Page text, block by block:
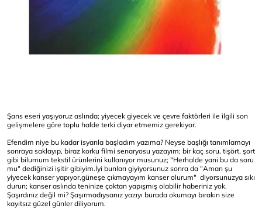
Şans eseri yaşıyoruz aslında; yiyecek giyecek ve çevre faktörleri ile ilgili son
gelişmelere göre toplu halde terki diyar etmemiz gerekiyor.
Efendim niye bu kadar isyanla başladım yazıma? Neyse başlığı tanımlamayı
sonraya saklayıp, biraz korku filmi senaryosu yazayım; bir kaç soru, tişört, şort
gibi bilumum tekstil ürünlerini kullanıyor musunuz; "Herhalde yani bu da soru
mu" dediğinizi işitir gibiyim.İyi bunları giyiyorsunuz sonra da "Aman şu
yiyecek kanser yapıyor,güneşe çıkmayayım kanser olurum" diyorsunuzya sıkı
durun; kanser aslında teninize çoktan yapışmış olabilir haberiniz yok.
Şaşırdınız değil mi? Şaşırmadıysanız yazıyı burada okumayı bırakın size
kayıtsız güzel günler diliyorum.